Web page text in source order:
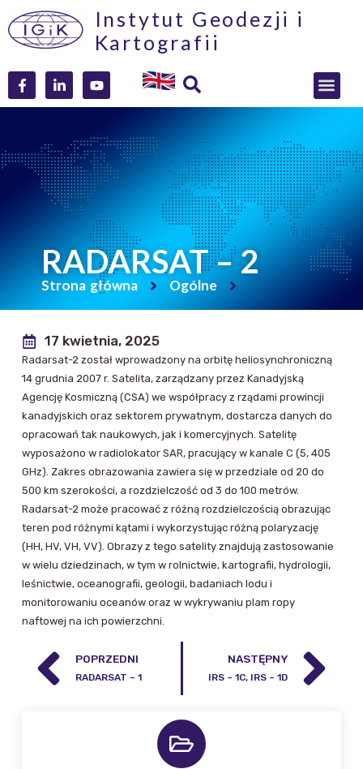
Instytut Geodezji i
Kartografii
RADARSAT – 2
Strona główna Ogólne
17 kwietnia, 2025
Radarsat-2 został wprowadzony na orbitę heliosynchroniczną
14 grudnia 2007 r. Satelita, zarządzany przez Kanadyjską
Agencję Kosmiczną (CSA) we współpracy z rządami prowincji
kanadyjskich oraz sektorem prywatnym, dostarcza danych do
opracowań tak naukowych, jak i komercyjnych. Satelitę
wyposażono w radiolokator SAR, pracujący w kanale C (5, 405
GHz). Zakres obrazowania zawiera się w przedziale od 20 do
500 km szerokości, a rozdzielczość od 3 do 100 metrów.
Radarsat-2 może pracować z różną rozdzielczością obrazując
teren pod różnymi kątami i wykorzystując różną polaryzację
(HH, HV, VH, VV). Obrazy z tego satelity znajdują zastosowanie
w wielu dziedzinach, w tym w rolnictwie, kartografii, hydrologii,
leśnictwie, oceanografii, geologii, badaniach lodu i
monitorowaniu oceanów oraz w wykrywaniu plam ropy
naftowej na ich powierzchni.
POPRZEDNI
RADARSAT – 1
NASTĘPNY
IRS – 1C, IRS – 1D